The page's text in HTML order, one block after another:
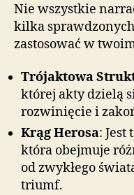
Nie wszystkie
kilka
zastosować w
Trójaktowa
której akty dzielą
rozwinięcie i
Krąg Herosa: Jest
która obejmuje
od zwykłego
triumf.